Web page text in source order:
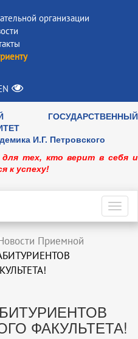
организации
ГОСУДАРСТВЕННЫЙ
И.Г. Петровского
для тех, кто верит в себя и
к успеху!
Приемной
ФАКУЛЬТЕТА!